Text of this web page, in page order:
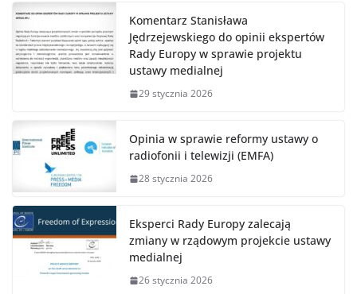
Komentarz Stanisława
Jędrzejewskiego do opinii ekspertów
Rady Europy w sprawie projektu
ustawy medialnej
29 stycznia 2026
Opinia w sprawie reformy ustawy o
radiofonii i telewizji (EMFA)
28 stycznia 2026
Eksperci Rady Europy zalecają
zmiany w rządowym projekcie ustawy
medialnej
26 stycznia 2026